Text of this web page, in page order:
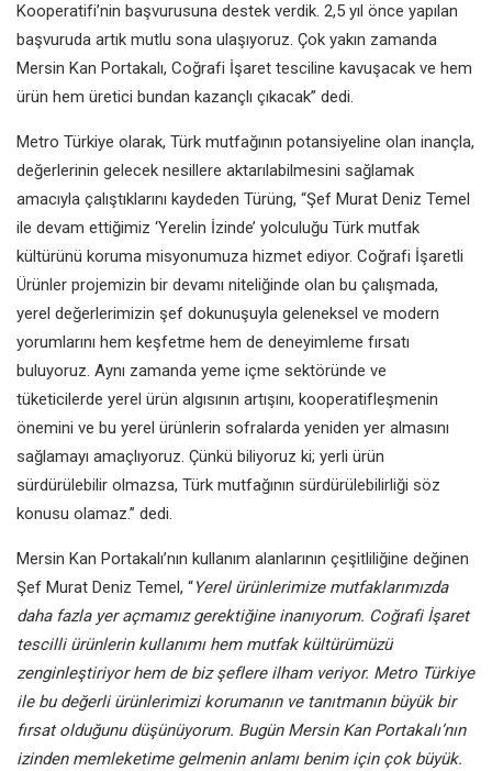
Kooperatifi’nin başvurusuna destek verdik. 2,5 yıl önce yapılan
başvuruda artık mutlu sona ulaşıyoruz. Çok yakın zamanda
Mersin Kan Portakalı, Coğrafi İşaret tesciline kavuşacak ve hem
ürün hem üretici bundan kazançlı çıkacak” dedi.
Metro Türkiye olarak, Türk mutfağının potansiyeline olan inançla,
değerlerinin gelecek nesillere aktarılabilmesini sağlamak
amacıyla çalıştıklarını kaydeden Türüng, “Şef Murat Deniz Temel
ile devam ettiğimiz ‘Yerelin İzinde’ yolculuğu Türk mutfak
kültürünü koruma misyonumuza hizmet ediyor. Coğrafi İşaretli
Ürünler projemizin bir devamı niteliğinde olan bu çalışmada,
yerel değerlerimizin şef dokunuşuyla geleneksel ve modern
yorumlarını hem keşfetme hem de deneyimleme fırsatı
buluyoruz. Aynı zamanda yeme içme sektöründe ve
tüketicilerde yerel ürün algısının artışını, kooperatifleşmenin
önemini ve bu yerel ürünlerin sofralarda yeniden yer almasını
sağlamayı amaçlıyoruz. Çünkü biliyoruz ki; yerli ürün
sürdürülebilir olmazsa, Türk mutfağının sürdürülebilirliği söz
konusu olamaz.’’ dedi.
Mersin Kan Portakalı’nın kullanım alanlarının çeşitliliğine değinen
Şef Murat Deniz Temel, “Yerel ürünlerimize mutfaklarımızda
daha fazla yer açmamız gerektiğine inanıyorum. Coğrafi İşaret
tescilli ürünlerin kullanımı hem mutfak kültürümüzü
zenginleştiriyor hem de biz şeflere ilham veriyor. Metro Türkiye
ile bu değerli ürünlerimizi korumanın ve tanıtmanın büyük bir
fırsat olduğunu düşünüyorum. Bugün Mersin Kan Portakalı’nın
izinden memleketime gelmenin anlamı benim için çok büyük.